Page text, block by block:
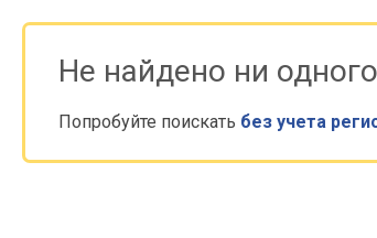
Не найдено ни
Попробуйте поискать без учета